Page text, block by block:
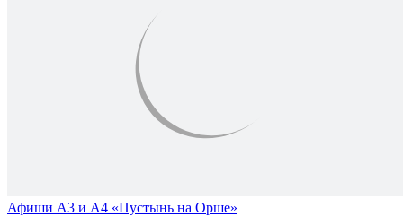
Афиши А3 и А4 «Пустынь на Орше»